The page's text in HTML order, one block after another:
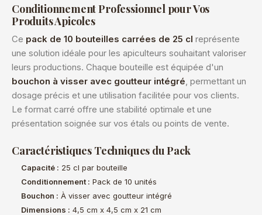
Conditionnement Professionnel pour Vos
Produits Apicoles
Ce pack de 10 bouteilles carrées de 25 cl représente
une solution idéale pour les apiculteurs souhaitant valoriser
leurs productions. Chaque bouteille est équipée d'un
bouchon à visser avec goutteur intégré, permettant un
dosage précis et une utilisation facilitée pour vos clients.
Le format carré offre une stabilité optimale et une
présentation soignée sur vos étals ou points de vente.
Caractéristiques Techniques du Pack
Capacité : 25 cl par bouteille
Conditionnement : Pack de 10 unités
Bouchon : À visser avec goutteur intégré
Dimensions : 4,5 cm x 4,5 cm x 21 cm